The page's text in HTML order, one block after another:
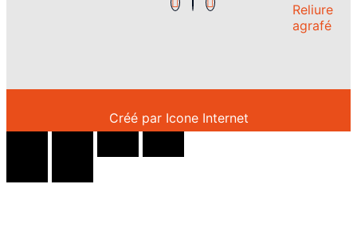
Reliure
agrafé
Créé par Icone Internet